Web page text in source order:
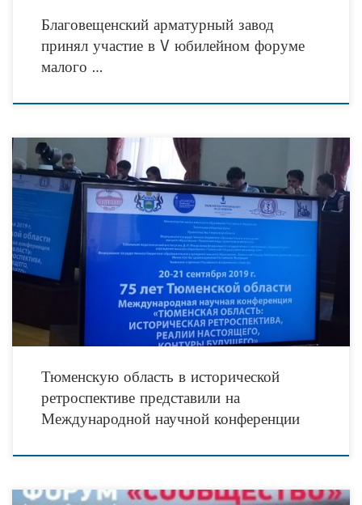
Благовещенский арматурный завод
принял участие в V юбилейном форуме
малого …
20-21 сентября в Тюмени и Тобольске прошла Международная научная
конференция «Тюменская область: историческая ретроспектива, реалии
настоящего, контуры будущего», посвящённая 75-летнему юбилею региона.
Как рассказали в
Тюменскую область в исторической
ретроспективе представили на
Международной научной конференции